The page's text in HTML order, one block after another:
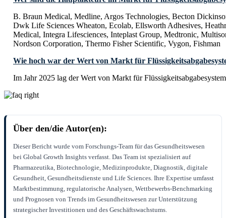
B. Braun Medical, Medline, Argos Technologies, Becton
Dwk Life Sciences Wheaton, Ecolab, Ellsworth Adhesives,
Medical, Integra Lifesciences, Inteplast Group, Medtronic,
Nordson Corporation, Thermo Fisher Scientific, Vygon, Fishman
Wie hoch war der Wert von Markt für
Im Jahr 2025 lag der Wert von Markt für
Über den/die Autor(en):
Dieser Bericht wurde vom Forschungs-Team für das Gesundheitswesen
bei Global Growth Insights verfasst. Das Team ist spezialisiert auf
Pharmazeutika, Biotechnologie, Medizinprodukte, Diagnostik, digitale
Gesundheit, Gesundheitsdienste und Life Sciences. Ihre Expertise umfasst
Marktbestimmung, regulatorische Analysen, Wettbewerbs-Benchmarking
und Prognosen von Trends im Gesundheitswesen zur Unterstützung
strategischer Investitionen und des Geschäftswachstums.